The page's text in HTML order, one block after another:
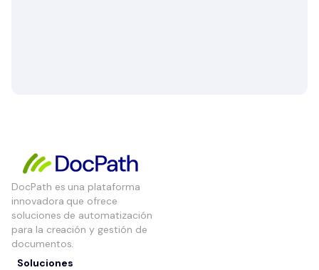
DocPath es una plataforma
innovadora que ofrece
soluciones de automatización
para la creación y gestión de
documentos.
Soluciones